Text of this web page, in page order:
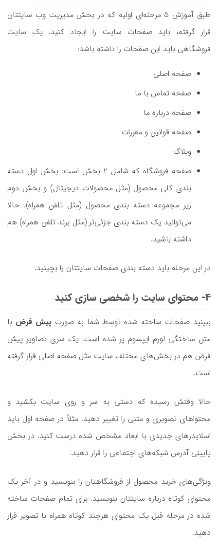
طبق آموزش 5 مرحله‌ای اولیه که در بخش مدیریت وب سایتتان
قرار گرفته، باید صفحات سایت را ایجاد کنید. یک سایت
فروشگاهی باید این صفحات را داشته باشد:
صفحه اصلی
صفحه تماس با ما
صفحه درباره ما
صفحه قوانین و مقررات
وبلاگ
صفحه فروشگاه که شامل ۲ بخش است: بخش اول دسته
بندی کلی محصول (مثل محصولات دیجیتال) و بخش دوم
زیر مجموعه دسته بندی محصول (مثل تلفن همراه). حالا
می‌توانید یک دسته بندی جزئی‌تر (مثل برند تلفن همراه) هم
داشته باشید.
در این مرحله باید دسته بندی صفحات سایتتان را بچینید.
4- محتوای سایت را شخصی سازی کنید
ببینید صفحات ساخته شده توسط شما به صورتپیش فرض با
متن ساختگی لورم ایپسوم پر شده است. یک سری تصاویر پیش
فرض هم در بخش‌های مختلف سایت مثل صفحه اصلی قرار گرفته
است.
حالا وقتش رسیده که دستی به سر و روی سایت بکشید و
محتواهای تصویری و متنی را تغییر دهید. مثلاً در صفحه اول باید
اسلایدرهای جدیدی با ابعاد مشخص شده درست کنید. در بخش
پایینی آدرس شبکه‌های اجتماعی را قرار دهید.
ویژگی‌های خرید محصول از فروشگاهتان را بنویسید و در آخر یک
محتوای کوتاه درباره سایتتان بنویسید. برای تمام صفحات ساخته
شده در مرحله قبل یک محتوای هرچند کوتاه همراه با تصویر قرار
دهید.